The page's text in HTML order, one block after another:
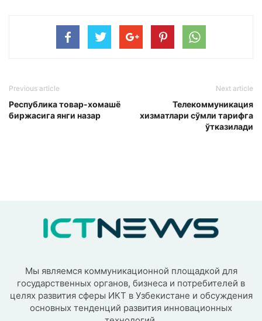
Previous article
Республика товар-хомашё
биржасига янги назар
Next article
Телекоммуникация
хизматлари сўмли тарифга
ўтказилади
Мы являемся коммуникационной площадкой для
государственных органов, бизнеса и потребителей в
целях развития сферы ИКТ в Узбекистане и обсуждения
основных тенденций развития инновационных